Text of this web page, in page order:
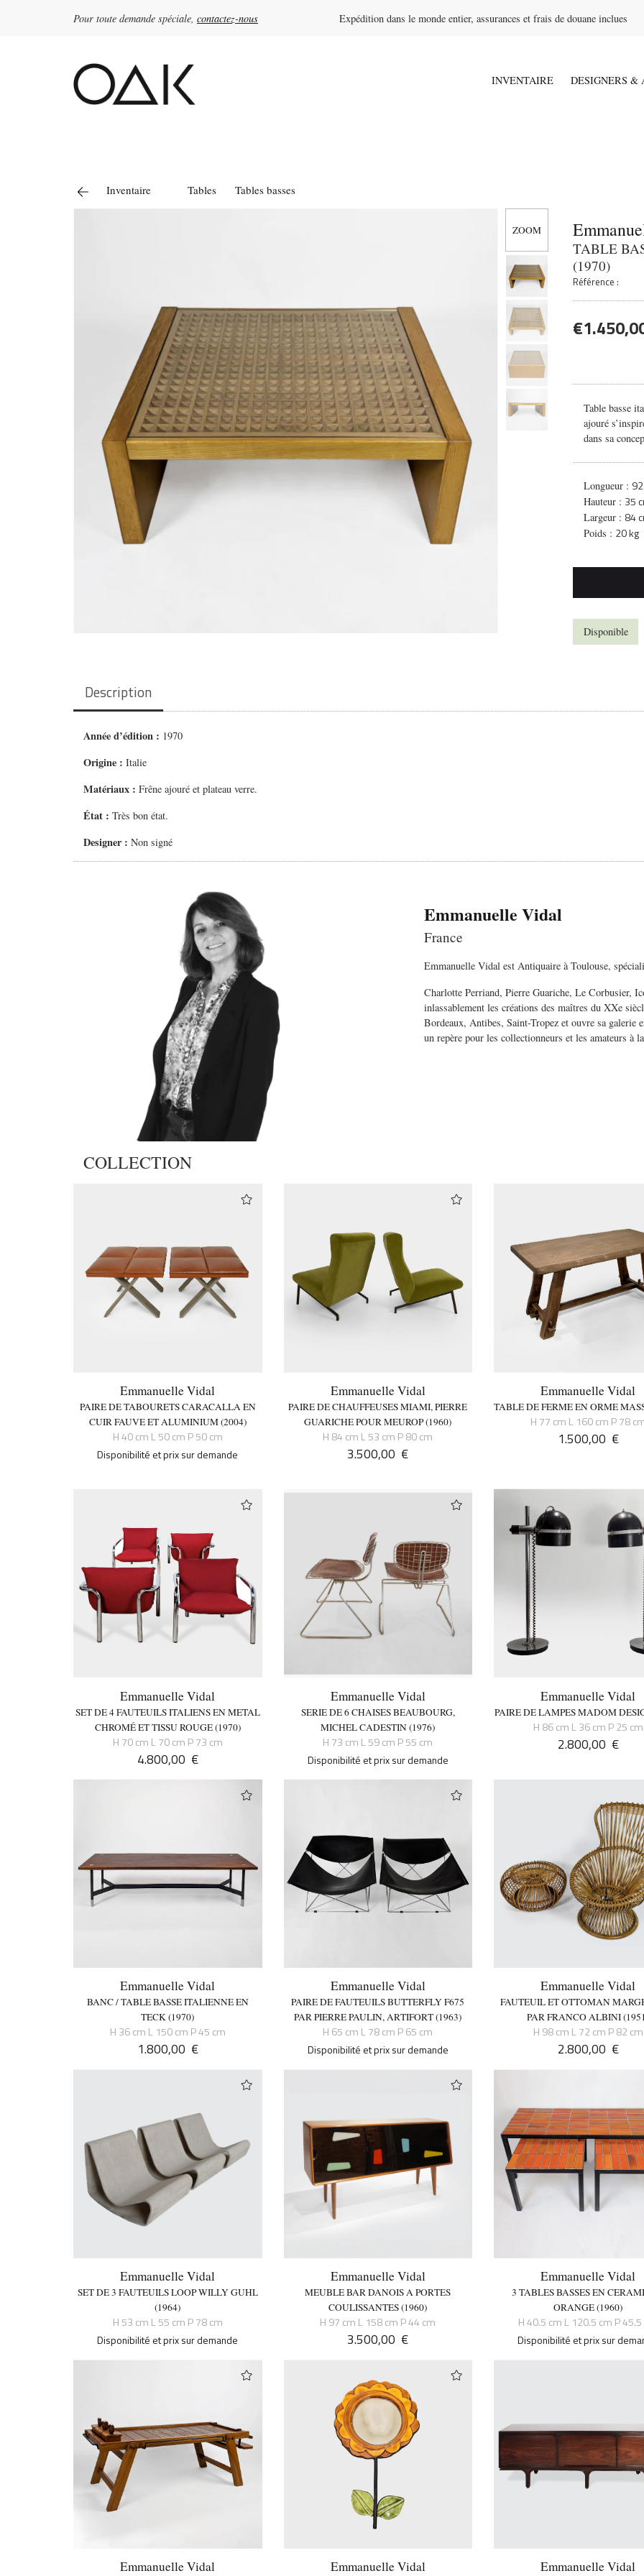
Pour toute demande spéciale, contactez-nous Expédition dans le monde entier, assurances et frais de douane inclues
Rechercher :
INVENTAIRE DESIGNERS &
Inventaire Tables Tables basses
TABLE
(1970)
Référence :
€
Table basse
ajouré
dans sa
Longueur :
Hauteur : 35
Largeur : 84
Poids : 20 kg
Disponible
Description
Année d’édition : 1970
Origine : Italie
Matériaux : Frêne ajouré et plateau verre.
État : Très bon état.
Designer : Non signé
Emmanuelle Vidal
France
Emmanuelle Vidal est Antiquaire à Toulouse,
Charlotte Perriand, Pierre Guariche, Le Corbusier,
inlassablement les créations des maîtres du XXe
Bordeaux, Antibes, Saint-Tropez et ouvre sa galerie
un repère pour les collectionneurs et les amateurs à
COLLECTION
Emmanuelle Vidal
PAIRE DE TABOURETS CARACALLA EN
CUIR FAUVE ET ALUMINIUM (2004)
H 40 cm L 50 cm P 50 cm
Disponibilité et prix sur demande
Emmanuelle Vidal
PAIRE DE CHAUFFEUSES MIAMI, PIERRE
GUARICHE POUR MEUROP (1960)
H 84 cm L 53 cm P 80 cm
3.500,00 €
Emmanuelle Vidal
TABLE DE FERME EN ORME
H 77 cm L 160 cm P 78
1.500,00 €
Emmanuelle Vidal
SET DE 4 FAUTEUILS ITALIENS EN METAL
CHROMÉ ET TISSU ROUGE (1970)
H 70 cm L 70 cm P 73 cm
4.800,00 €
Emmanuelle Vidal
SERIE DE 6 CHAISES BEAUBOURG,
MICHEL CADESTIN (1976)
H 73 cm L 59 cm P 55 cm
Disponibilité et prix sur demande
Emmanuelle Vidal
PAIRE DE LAMPES MADOM
H 86 cm L 36 cm P 25 cm
2.800,00 €
Emmanuelle Vidal
BANC / TABLE BASSE ITALIENNE EN
TECK (1970)
H 36 cm L 150 cm P 45 cm
1.800,00 €
Emmanuelle Vidal
PAIRE DE FAUTEUILS BUTTERFLY F675
PAR PIERRE PAULIN, ARTIFORT (1963)
H 65 cm L 78 cm P 65 cm
Disponibilité et prix sur demande
Emmanuelle Vidal
FAUTEUIL ET OTTOMAN
PAR FRANCO ALBINI
H 98 cm L 72 cm P 82 cm
2.800,00 €
Emmanuelle Vidal
SET DE 3 FAUTEUILS LOOP WILLY GUHL
(1964)
H 53 cm L 55 cm P 78 cm
Disponibilité et prix sur demande
Emmanuelle Vidal
MEUBLE BAR DANOIS A PORTES
COULISSANTES (1960)
H 97 cm L 158 cm P 44 cm
3.500,00 €
Emmanuelle Vidal
3 TABLES BASSES EN
ORANGE (1960)
H 40.5 cm L 120.5 cm P
Disponibilité et prix sur
Emmanuelle Vidal Emmanuelle Vidal Emmanuelle Vidal